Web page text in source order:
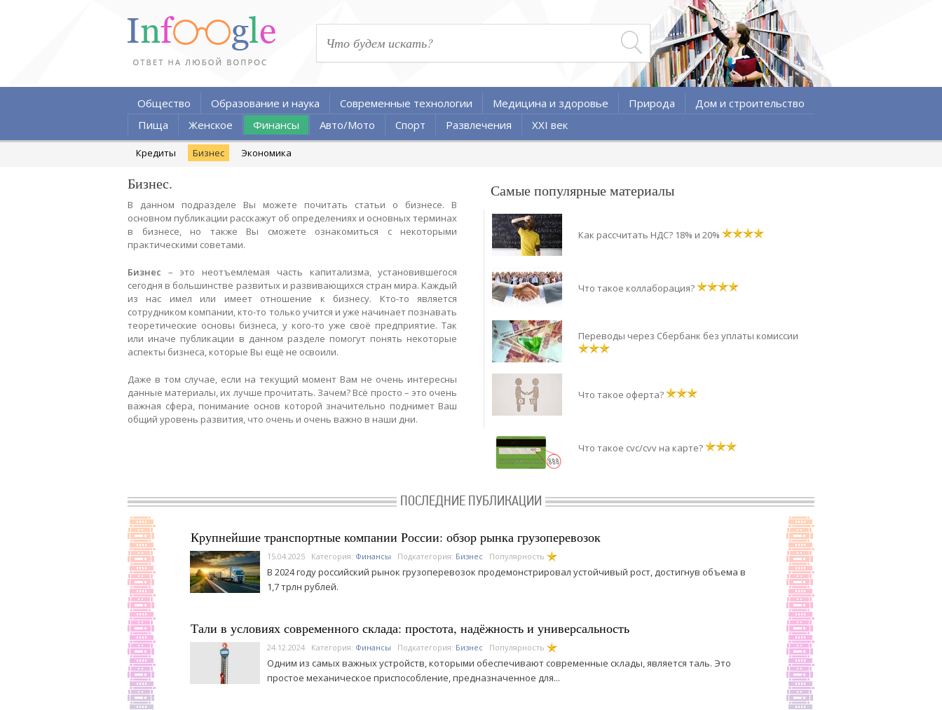
Общество Образование и наука Современные технологии Медицина и здоровье Природа
Дом и строительство
Пища
Женское Финансы Авто/Мото Спорт Развлечения XXI век
Кредиты Бизнес Экономика
Бизнес.
В данном подразделе Вы можете почитать статьи о бизнесе. В
основном публикации расскажут об определениях и основных терминах
в бизнесе, но также Вы сможете ознакомиться с некоторыми
практическими советами.
Бизнес – это неотъемлемая часть капитализма, установившегося
сегодня в большинстве развитых и развивающихся стран мира. Каждый
из нас имел или имеет отношение к бизнесу. Кто-то является
сотрудником компании, кто-то только учится и уже начинает познавать
теоретические основы бизнеса, у кого-то уже своё предприятие. Так
или иначе публикации в данном разделе помогут понять некоторые
аспекты бизнеса, которые Вы ещё не освоили.
Даже в том случае, если на текущий момент Вам не очень интересны
данные материалы, их лучше прочитать. Зачем? Всё просто – это очень
важная сфера, понимание основ которой значительно поднимет Ваш
общий уровень развития, что очень и очень важно в наши дни.
Самые популярные материалы
Как рассчитать НДС? 18% и 20%
Что такое коллаборация?
Переводы через Сбербанк без уплаты комиссии
Что такое оферта?
Что такое cvc/cvv на карте?
ПОСЛЕДНИЕ ПУБЛИКАЦИИ
Крупнейшие транспортные компании России: обзор рынка грузоперевозок
15.04.2025 Категория: Финансы Подкатегория: Бизнес Популярность
В 2024 году российский рынок грузоперевозок продемонстрировал устойчивый рост, достигнув объема в
1,7 трлн рублей.
Тали в условиях современного склада: простота, надёжность и универсальность
24.12.2024 Категория: Финансы Подкатегория: Бизнес Популярность
Одним из самых важных устройств, которыми обеспечивают современные склады, является таль. Это
простое механическое приспособление, предназначенное для...